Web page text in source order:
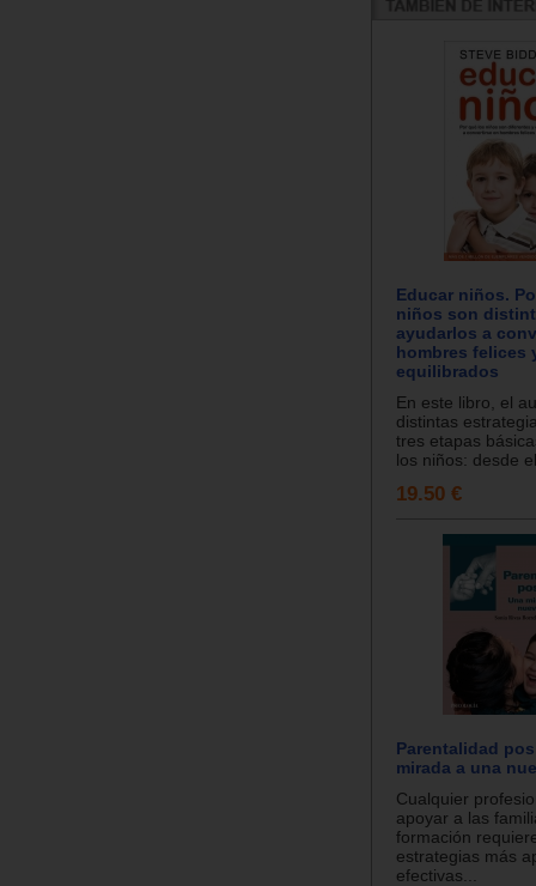
Educar niños.
niños son
ayudarlos a
hombres felices
equilibrados
En este libro, el
distintas
tres etapas
los niños: desde
19.50 €
Parentalidad
mirada a una
Cualquier
apoyar a las
formación
estrategias más
efectivas...